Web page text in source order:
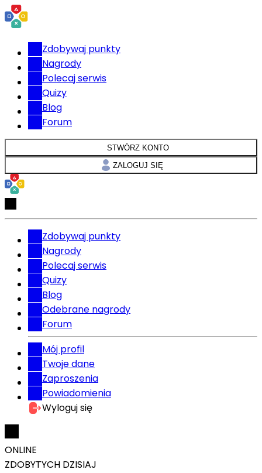
Zdobywaj punkty
Nagrody
Polecaj serwis
Quizy
Blog
Forum
STWÓRZ KONTO
ZALOGUJ SIĘ
Zdobywaj punkty
Nagrody
Polecaj serwis
Quizy
Blog
Odebrane nagrody
Forum
Mój profil
Twoje dane
Zaproszenia
Powiadomienia
Wyloguj się
ONLINE
ZDOBYTYCH DZISIAJ